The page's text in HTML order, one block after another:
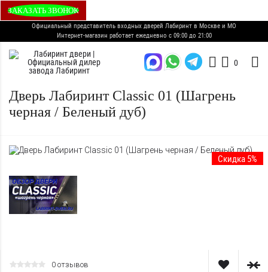
ЗАКАЗАТЬ ЗВОНОК
Официальный представитель входных дверей Лабиринт в Москве и МО
Интернет-магазин работает ежедневно с 09:00 до 21:00
0
Дверь Лабиринт Classic 01 (Шагрень
черная / Беленый дуб)
Скидка 5%
0 отзывов